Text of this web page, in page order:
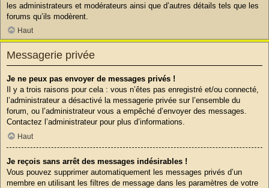
les administrateurs et modérateurs ainsi que d’autres détails tels que les
forums qu’ils modèrent.
Haut
Messagerie privée
Je ne peux pas envoyer de messages privés !
Il y a trois raisons pour cela : vous n’êtes pas enregistré et/ou connecté,
l’administrateur a désactivé la messagerie privée sur l’ensemble du
forum, ou l’administrateur vous a empêché d’envoyer des messages.
Contactez l’administrateur pour plus d’informations.
Haut
Je reçois sans arrêt des messages indésirables !
Vous pouvez supprimer automatiquement les messages privés d’un
membre en utilisant les filtres de message dans les paramètres de votre